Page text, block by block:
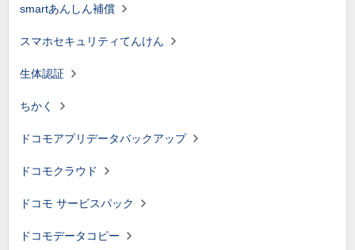
smartあんしん補償
スマホセキュリティてんけん
生体認証
ちかく
ドコモアプリデータバックアップ
ドコモクラウド
ドコモ サービスパック
ドコモデータコピー